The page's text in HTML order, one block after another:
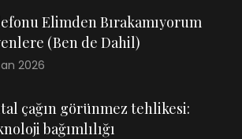
Elimden Bırakamıyorum
(Ben de Dahil)
2026
çağın görünmez tehlikesi:
bağımlılığı